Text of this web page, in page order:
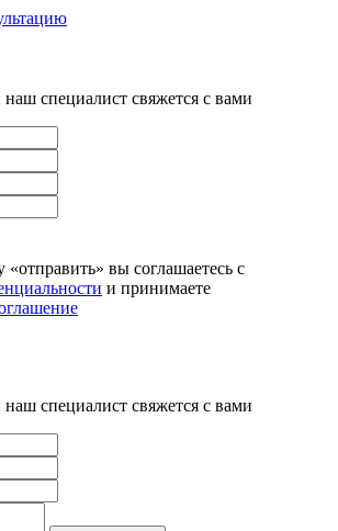
специалист свяжется с вами
вы соглашаетесь с
и принимаете
специалист свяжется с вами